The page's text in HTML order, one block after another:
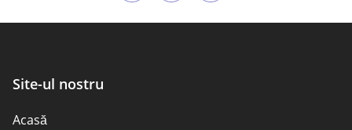
Site-ul nostru
Acasă